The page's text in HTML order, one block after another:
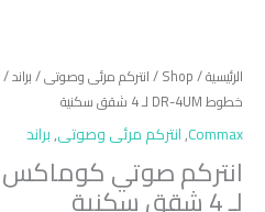
الرئيسية/
Shop
/انتركم مرئى وصوتى/براند/
خطوط DR-4UM لـ 4 شقق سكنية
Commax
,انتركم مرئى وصوتى,براند
لـ 4 شقق سكنية